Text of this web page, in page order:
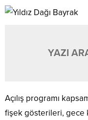
YAZI
Açılış programı
fişek gösterileri, gece